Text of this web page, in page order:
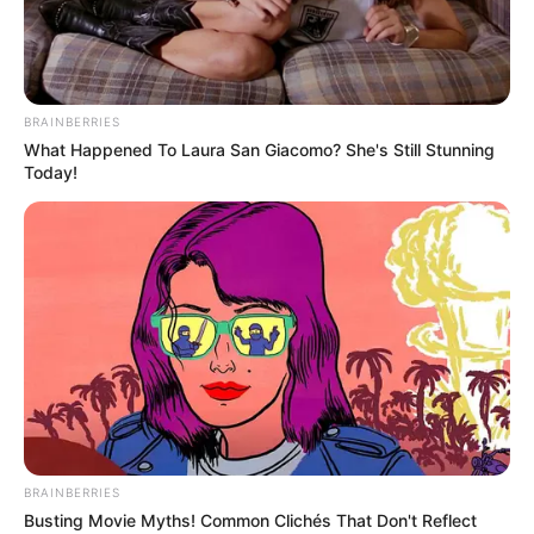
+ACS/ACE: Saiba como levar vantagens com a Progressão
Funcional.
+Contratação de ACS e ACE: MPPB Investiga Prefeituras
denunciadas.
Fonte: JASB com informações da Prefeitura de Conceição.
Publicação:
JASB - Jornal dos Agentes de Saúde do Brasil-
Receba notícias direto nocelular
entrando nos nossos grupos.
Clique na opção preferida:
Telegram |Facebook ou Inscreva-se nocanal
JASB no YouTube
SHARE THIS Share it Tweet
Share it Pin it
BRAINBERRIES
What Happened To Laura San Giacomo? She's Still Stunning
Today!
BRAINBERRIES
Busting Movie Myths! Common Clichés That Don't Reflect